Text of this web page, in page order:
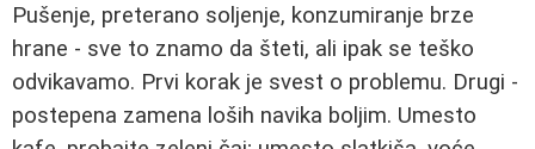
Pušenje, preterano soljenje, konzumiranje brze
hrane - sve to znamo da šteti, ali ipak se teško
odvikavamo. Prvi korak je svest o problemu. Drugi -
postepena zamena loših navika boljim. Umesto